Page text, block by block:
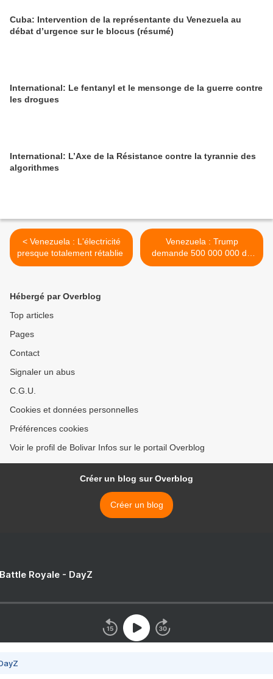
Cuba: Intervention de la représentante du Venezuela au
débat d’urgence sur le blocus (résumé)
International: Le fentanyl et le mensonge de la guerre contre
les drogues
International: L’Axe de la Résistance contre la tyrannie des
algorithmes
< Venezuela : L'électricité
presque totalement rétablie
Venezuela : Trump
demande 500 000 000 de
dollars pour l'ingérence au
Hébergé par Overblog
Top articles
Pages
Contact
Signaler un abus
C.G.U.
Cookies et données personnelles
Préférences cookies
Voir le profil de Bolivar Infos sur le portail Overblog
Créer un blog sur Overblog
Créer un blog
Royale - DayZ